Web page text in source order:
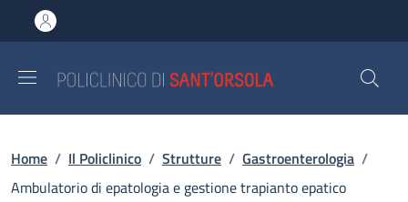
al contenuto principale
to footer content
Briciole di pane
Home / Il Policlinico / Strutture / Gastroenterologia /
Ambulatorio di epatologia e gestione trapianto epatico